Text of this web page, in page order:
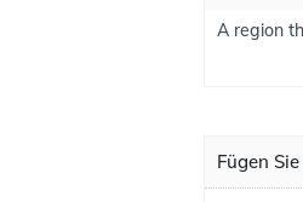
A region
Fügen